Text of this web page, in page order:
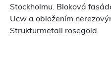
Stockholmu. Bloková
Ucw a obložením
Strukturmetall rosegold.